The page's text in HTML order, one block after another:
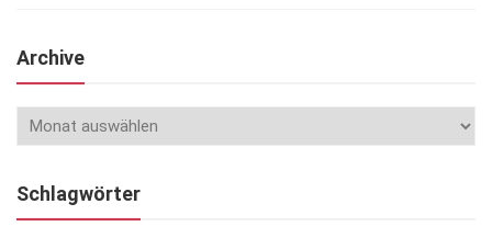
Archive
Schlagwörter